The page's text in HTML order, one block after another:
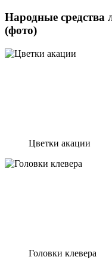
Народные средства
(фото)
Цветки акации
Головки клевера